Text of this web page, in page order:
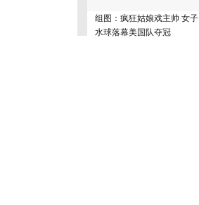
组图：疯狂姑娘戏主帅 女子
水球落幕美国队夺冠